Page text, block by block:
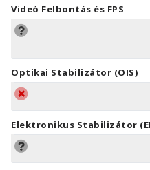
Videó Felbontás és FPS
Optikai Stabilizátor (OIS)
Elektronikus Stabilizátor